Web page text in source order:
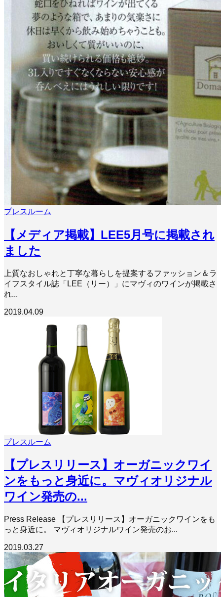
プレスルーム
【メディア掲載】LEE5月号に掲載され
ました
上質なおしゃれと丁寧な暮らしを提案するファッション＆ラ
イフスタイル誌「LEE（リー）」にマヴィのワインが掲載さ
れ...
2019.04.09
プレスルーム
【プレスリリース】オーガニックワイ
ンをもっと身近に。マヴィオリジナル
ワイン発売の...
Press Release 【プレスリリース】オーガニックワインをも
っと身近に。 マヴィオリジナルワイン発売のお...
2019.03.27